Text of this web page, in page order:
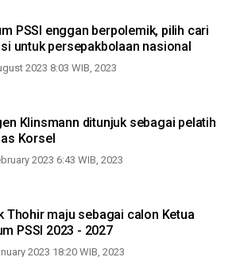
PSSI enggan berpolemik, pilih cari
untuk persepakbolaan nasional
2023 8:03 WIB, 2023
Klinsmann ditunjuk sebagai pelatih
Korsel
2023 6:43 WIB, 2023
Thohir maju sebagai calon Ketua
PSSI 2023 - 2027
2023 18:20 WIB, 2023